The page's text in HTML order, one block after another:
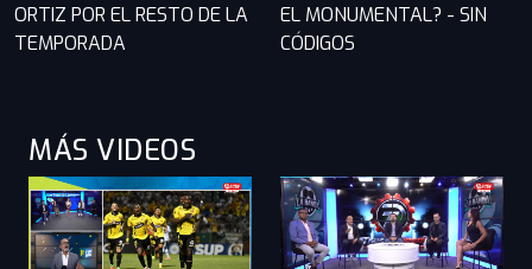
ORTIZ POR EL RESTO DE LA
TEMPORADA
EL MONUMENTAL? - SIN
CÓDIGOS
MÁS VIDEOS